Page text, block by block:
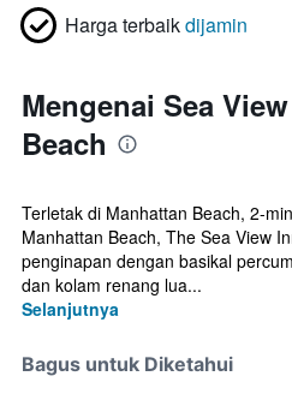
Harga terbaikdijamin
Mengenai Sea
Beach
Terletak di Manhattan Beach, 2-
Manhattan Beach, The Sea View
penginapan dengan basikal
dan kolam renang lua...
Selanjutnya
Bagus untuk Diketahui